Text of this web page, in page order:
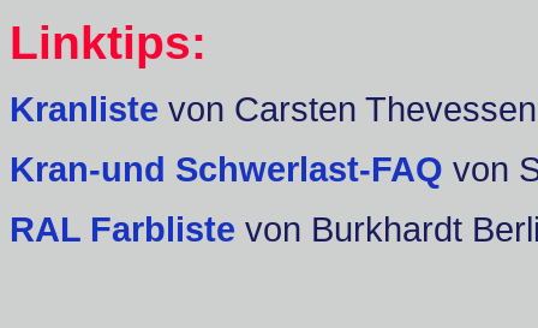
Linktips:
Kranliste von Carsten Thevessen
Kran-und Schwerlast-FAQ von
RAL Farbliste von Burkhardt